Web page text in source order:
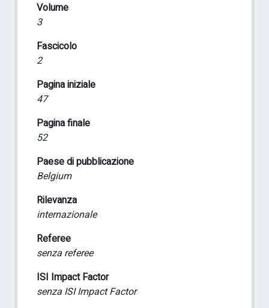
Volume
3
Fascicolo
2
Pagina iniziale
47
Pagina finale
52
Paese di pubblicazione
Belgium
Rilevanza
internazionale
Referee
senza referee
ISI Impact Factor
senza ISI Impact Factor